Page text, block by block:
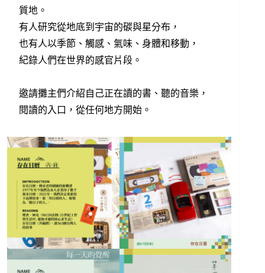
質地。
有人研究從地底到宇宙的碳與星分布，
也有人以季節、觸感、氣味、身體和移動，
紀錄人們在世界的感官片段。
邀請攤主們介紹自己正在讀的書、聽的音樂，
閱讀的入口，從任何地方開始。